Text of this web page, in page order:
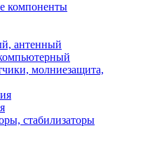
компоненты
антенный
молниезащита,
стабилизаторы